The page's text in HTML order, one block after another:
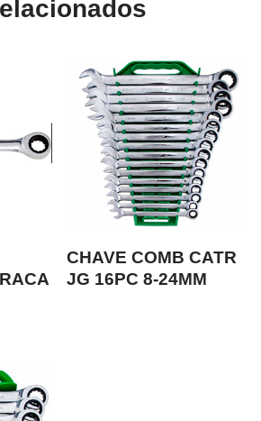
CHAVE COMB CATR
JG 16PC 8-24MM